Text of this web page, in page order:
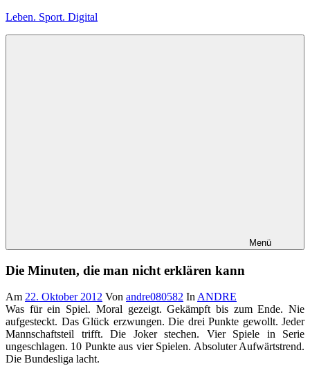
Zum
Leben. Sport. Digital
Menü
Die Minuten, die man nicht erklären kann
Am 22. Oktober 2012 Von andre080582 InANDRE
Was für ein Spiel. Moral gezeigt. Gekämpft bis zum Ende. Nie
aufgesteckt. Das Glück erzwungen. Die drei Punkte gewollt. Jeder
Mannschaftsteil trifft. Die Joker stechen. Vier Spiele in Serie
ungeschlagen. 10 Punkte aus vier Spielen. Absoluter Aufwärtstrend.
Die Bundesliga lacht.